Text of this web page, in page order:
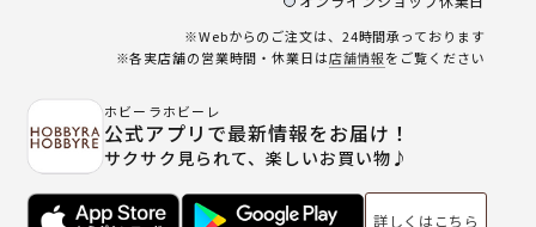
※Webからのご注文は、24時間承っております
※各実店舗の営業時間・休業日は店舗情報をご覧ください
ホビーラホビーレ
公式アプリで最新情報をお届け！
サクサク見られて、楽しいお買い物♪
詳しくはこちら